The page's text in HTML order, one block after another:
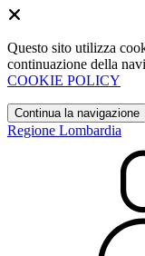
Questo sito utilizza
continuazione della
COOKIE POLICY
Continua la navigazione
Regione Lombardia